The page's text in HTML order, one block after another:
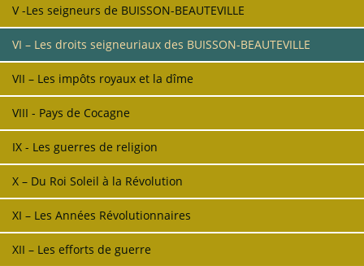
V -Les seigneurs de BUISSON-BEAUTEVILLE
VI – Les droits seigneuriaux des BUISSON-BEAUTEVILLE
VII – Les impôts royaux et la dîme
VIII - Pays de Cocagne
IX - Les guerres de religion
X – Du Roi Soleil à la Révolution
XI – Les Années Révolutionnaires
XII – Les efforts de guerre